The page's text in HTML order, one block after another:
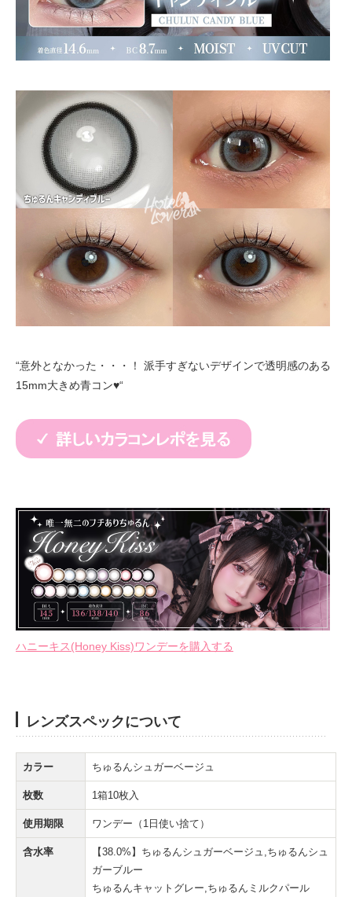
“意外となかった・・・！ 派手すぎないデザインで透明感のある
15mm大きめ青コン♥“
ハニーキス(Honey Kiss)ワンデーを購入する
レンズスペックについて
カラー ちゅるんシュガーベージュ
枚数 1箱10枚入
使用期限 ワンデー（1日使い捨て）
含水率
【38.0%】ちゅるんシュガーベージュ,ちゅるんシュ
ガーブルー
ちゅるんキャットグレー,ちゅるんミルクパール